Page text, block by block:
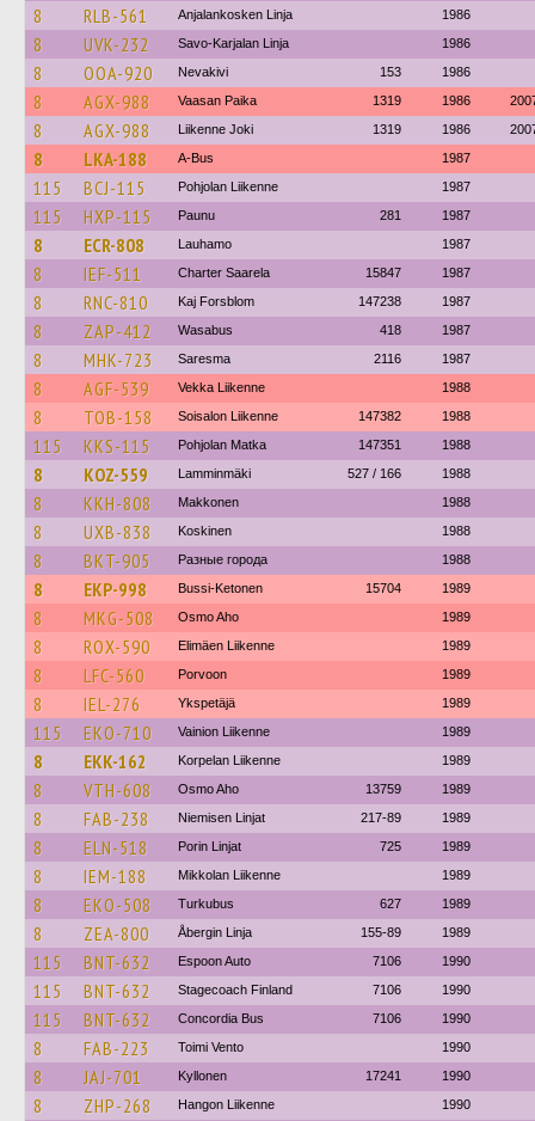
8 RLB-561 Anjalankosken Linja 1986
8 UVK-232 Savo-Karjalan Linja 1986
8 OOA-920 Nevakivi 153 1986
8 AGX-988 Vaasan Paika 1319 1986
8 AGX-988 Liikenne Joki 1319 1986
8 LKA-188 A-Bus 1987
115 BCJ-115 Pohjolan Liikenne 1987
115 HXP-115 Paunu 281 1987
8 ECR-808 Lauhamo 1987
8 IEF-511 Charter Saarela 15847 1987
8 RNC-810 Kaj Forsblom 147238 1987
8 ZAP-412 Wasabus 418 1987
8 MHK-723 Saresma 2116 1987
8 AGF-539 Vekka Liikenne 1988
8 TOB-158 Soisalon Liikenne 147382 1988
115 KKS-115 Pohjolan Matka 147351 1988
8 KOZ-559 Lamminmäki 527 / 166 1988
8 KKH-808 Makkonen 1988
8 UXB-838 Koskinen 1988
8 BKT-905 Разные города 1988
8 EKP-998 Bussi-Ketonen 15704 1989
8 MKG-508 Osmo Aho 1989
8 ROX-590 Elimäen Liikenne 1989
8 LFC-560 Porvoon 1989
8 IEL-276 Ykspetäjä 1989
115 EKO-710 Vainion Liikenne 1989
8 EKK-162 Korpelan Liikenne 1989
8 VTH-608 Osmo Aho 13759 1989
8 FAB-238 Niemisen Linjat 217-89 1989
8 ELN-518 Porin Linjat 725 1989
8 IEM-188 Mikkolan Liikenne 1989
8 EKO-508 Turkubus 627 1989
8 ZEA-800 Åbergin Linja 155-89 1989
115 BNT-632 Espoon Auto 7106 1990
115 BNT-632 Stagecoach Finland 7106 1990
115 BNT-632 Concordia Bus 7106 1990
8 FAB-223 Toimi Vento 1990
8 JAJ-701 Kyllonen 17241 1990
8 ZHP-268 Hangon Liikenne 1990